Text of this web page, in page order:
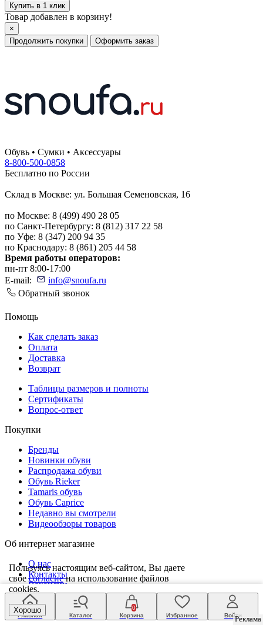
Реклама
Реклама
Купить в 1 клик
Товар добавлен в корзину!
×
Продолжить покупки
Оформить заказ
Обувь • Сумки • Аксессуары
8-800-500-0858
Бесплатно по России
Склад в Москве: ул. Большая Семеновская, 16
по Москве: 8 (499) 490 28 05
по Санкт-Петербургу: 8 (812) 317 22 58
по Уфе: 8 (347) 200 94 35
по Краснодару: 8 (861) 205 44 58
Время работы операторов:
пн-пт 8:00-17:00
E-mail:
info@snoufa.ru
Обратный звонок
Помощь
Как сделать заказ
Оплата
Доставка
Возврат
Таблицы размеров и полноты
Сертификаты
Вопрос-ответ
Покупки
Бренды
Новинки обуви
Распродажа обуви
Обувь Rieker
Tamaris обувь
Обувь Caprice
Недавно вы смотрели
Видеообзоры товаров
Об интернет магазине
О нас
Контакты
Вакансии
Статьи
Магазины
Карта сайта
Главная Каталог
0
Корзина
Избранное Войти
Пользуясь настоящим веб-сайтом, Вы даете
своесогласиена использование файлов
cookies.
Хорошо